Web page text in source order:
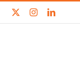
Facebook
X InstagramLinkedIn